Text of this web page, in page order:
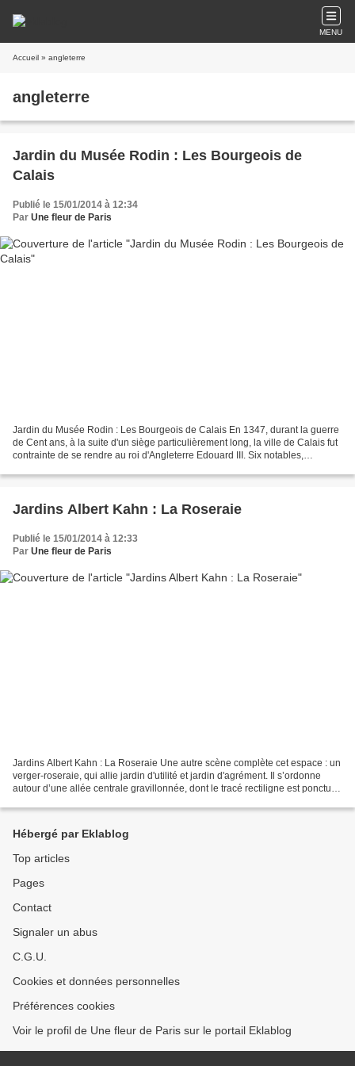
MENU
Accueil » angleterre
angleterre
Jardin du Musée Rodin : Les Bourgeois de
Calais
Publié le 15/01/2014 à 12:34
Par Une fleur de Paris
Jardin du Musée Rodin : Les Bourgeois de Calais En 1347, durant la guerre
de Cent ans, à la suite d'un siège particulièrement long, la ville de Calais fut
contrainte de se rendre au roi d'Angleterre Edouard III. Six notables,
Jardins Albert Kahn : La Roseraie
Publié le 15/01/2014 à 12:33
Par Une fleur de Paris
Jardins Albert Kahn : La Roseraie Une autre scène complète cet espace : un
verger-roseraie, qui allie jardin d'utilité et jardin d'agrément. Il s’ordonne
autour d’une allée centrale gravillonnée, dont le tracé rectiligne est ponctué
Hébergé par Eklablog
Top articles
Pages
Contact
Signaler un abus
C.G.U.
Cookies et données personnelles
Préférences cookies
Voir le profil de Une fleur de Paris sur le portail Eklablog